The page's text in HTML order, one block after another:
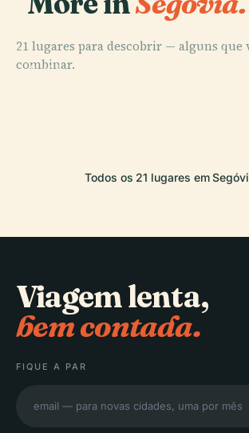
21 lugares para descobrir — alguns que
combinar.
PLACE
PLACE
PLACE
Todos os 21 lugares em
Viagem lenta,
bem contada.
FIQUE A PAR